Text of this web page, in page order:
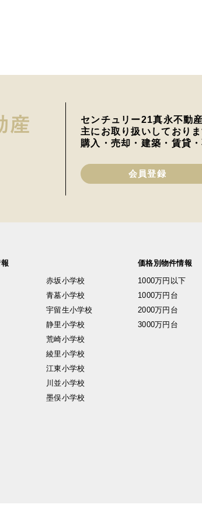
センチュリー21真永不動
主にお取り扱いしておりま
購入・売却・建築・賃貸
会員登録
赤坂小学校
青墓小学校
宇留生小学校
静里小学校
荒崎小学校
綾里小学校
江東小学校
川並小学校
墨俣小学校
価格別物件情報
1000万円以下
1000万円台
2000万円台
3000万円台